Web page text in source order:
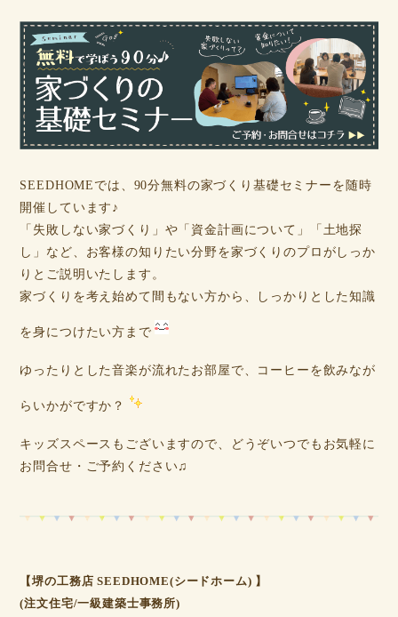
SEEDHOMEでは、90分無料の家づくり基礎セミナーを随時
開催しています♪
「失敗しない家づくり」や「資金計画について」「土地探
し」など、お客様の知りたい分野を家づくりのプロがしっか
りとご説明いたします。
家づくりを考え始めて間もない方から、しっかりとした知識
を身につけたい方まで
ゆったりとした音楽が流れたお部屋で、コーヒーを飲みなが
らいかがですか？
キッズスペースもございますので、どうぞいつでもお気軽に
お問合せ・ご予約ください♫
【堺の工務店 SEEDHOME(シードホーム) 】
(注文住宅/一級建築士事務所)